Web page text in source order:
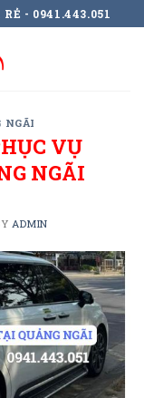
- 0941.443.051
NGÃI
VỤ
NGÃI
ADMIN